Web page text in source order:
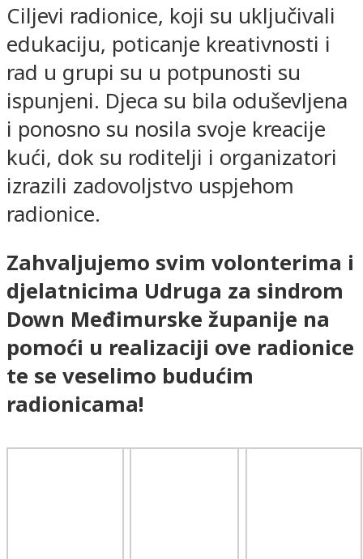
Ciljevi radionice, koji su uključivali
edukaciju, poticanje kreativnosti i
rad u grupi su u potpunosti su
ispunjeni. Djeca su bila oduševljena
i ponosno su nosila svoje kreacije
kući, dok su roditelji i organizatori
izrazili zadovoljstvo uspjehom
radionice.
Zahvaljujemo svim volonterima i
djelatnicima Udruga za sindrom
Down Međimurske županije na
pomoći u realizaciji ove radionice
te se veselimo budućim
radionicama!